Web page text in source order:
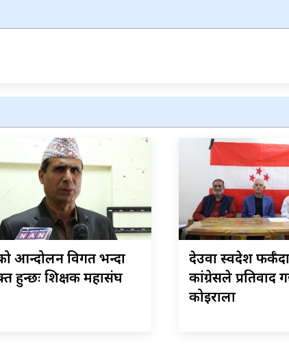
आन्दोलन विगत भन्दा
हुन्छः शिक्षक महासंघ
देउवा स्वदेश
कांग्रेसले प्रतिवाद
कोइराला